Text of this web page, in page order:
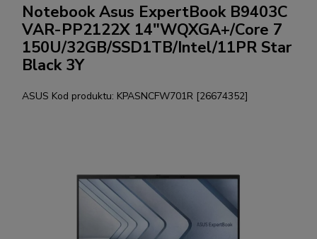
Notebook Asus ExpertBook B9403C
VAR-PP2122X 14"WQXGA+/Core 7
150U/32GB/SSD1TB/Intel/11PR Star
Black 3Y
ASUS Kod produktu: KPASNCFW701R [26674352]